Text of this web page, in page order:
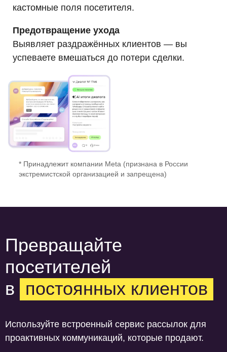
кастомные поля посетителя.
Предотвращение ухода
Выявляет раздражённых клиентов — вы
успеваете вмешаться до потери сделки.
* Принадлежит компании Meta (признана в России
экстремистской организацией и запрещена)
Превращайте
посетителей
в постоянных клиентов
Используйте встроенный сервис рассылок для
проактивных коммуникаций, которые продают.